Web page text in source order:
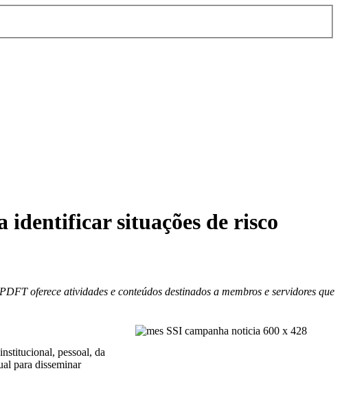
identificar situações de risco
oferece atividades e conteúdos destinados a membros e servidores que
pessoal, da
para disseminar